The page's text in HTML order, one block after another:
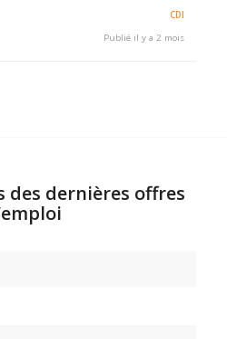
CDI
Publié il y a 2 mois
des dernières offres